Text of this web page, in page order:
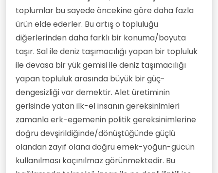
toplumlar bu sayede öncekine göre daha fazla
ürün elde ederler. Bu artış o topluluğu
diğerlerinden daha farklı bir konuma/boyuta
taşır. Sal ile deniz taşımacılığı yapan bir topluluk
ile devasa bir yük gemisi ile deniz taşımacılığı
yapan topluluk arasında büyük bir güç-
dengesizliği var demektir. Alet üretiminin
gerisinde yatan ilk-el insanın gereksinimleri
zamanla erk-egemenin politik gereksinimlerine
doğru devşirildiğinde/dönüştüğünde güçlü
olandan zayıf olana doğru emek-yoğun-gücün
kullanılması kaçınılmaz görünmektedir. Bu